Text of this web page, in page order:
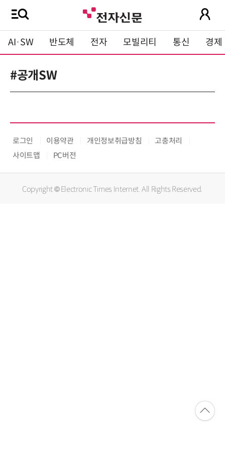
AI·SW 반도체 전자 모빌리티 통신 경제
#공개SW
로그인 이용약관 개인정보취급방침
고충처리
사이트맵
PC버전
Copyright © Electronic Times Internet. All Rights Reserved.